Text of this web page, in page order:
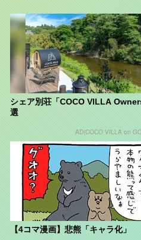
シェア別荘「COCO VILLA
選
AD(COCO VILLA on
【4コマ漫画】悲熊「キャラ化」